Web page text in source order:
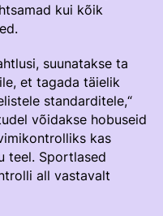
kui kõik
suunatakse ta
et tagada täielik
standarditele,“
võidakse hobuseid
kas
teel. Sportlased
all vastavalt